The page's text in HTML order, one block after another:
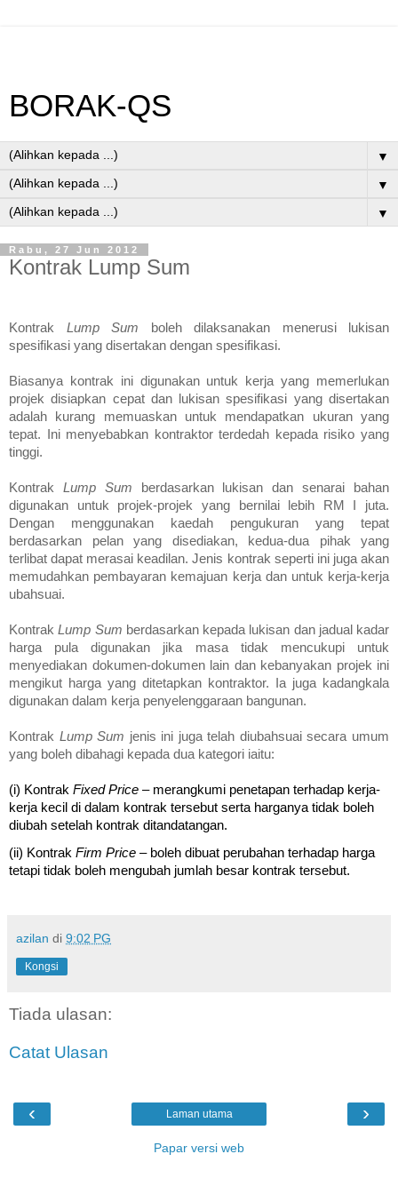
BORAK-QS
▼
▼
▼
Rabu, 27 Jun 2012
Kontrak Lump Sum
Kontrak Lump Sum boleh dilaksanakan menerusi lukisan
spesifikasi yang disertakan dengan spesifikasi.
Biasanya kontrak ini digunakan untuk kerja yang memerlukan
projek disiapkan cepat dan lukisan spesifikasi yang disertakan
adalah kurang memuaskan untuk mendapatkan ukuran yang
tepat. Ini menyebabkan kontraktor terdedah kepada risiko yang
tinggi.
Kontrak Lump Sum berdasarkan lukisan dan senarai bahan
digunakan untuk projek-projek yang bernilai lebih RM I juta.
Dengan menggunakan kaedah pengukuran yang tepat
berdasarkan pelan yang disediakan, kedua-dua pihak yang
terlibat dapat merasai keadilan. Jenis kontrak seperti ini juga akan
memudahkan pembayaran kemajuan kerja dan untuk kerja-kerja
ubahsuai.
KontrakLump Sum berdasarkan kepada lukisan dan jadual kadar
harga pula digunakan jika masa tidak mencukupi untuk
menyediakan dokumen-dokumen lain dan kebanyakan projek ini
mengikut harga yang ditetapkan kontraktor. Ia juga kadangkala
digunakan dalam kerja penyelenggaraan bangunan.
Kontrak Lump Sum jenis ini juga telah diubahsuai secara umum
yang boleh dibahagi kepada dua kategori iaitu:
(i) Kontrak Fixed Price – merangkumi penetapan terhadap kerja-
kerja kecil di dalam kontrak tersebut serta harganya tidak boleh
diubah setelah kontrak ditandatangan.
(ii) Kontrak Firm Price – boleh dibuat perubahan terhadap harga
tetapi tidak boleh mengubah jumlah besar kontrak tersebut.
azilan di 9:02 PG
Kongsi
Tiada ulasan:
Catat Ulasan
‹ ›
Laman utama
Papar versi web